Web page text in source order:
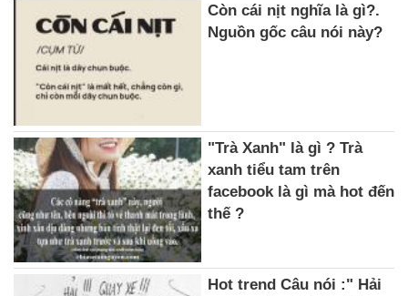
Còn cái nịt nghĩa là gì?.
Nguồn gốc câu nói này?
"Trà Xanh" là gì ? Trà
xanh tiểu tam trên
facebook là gì mà hot đến
thế ?
Hot trend Câu nói :" Hải